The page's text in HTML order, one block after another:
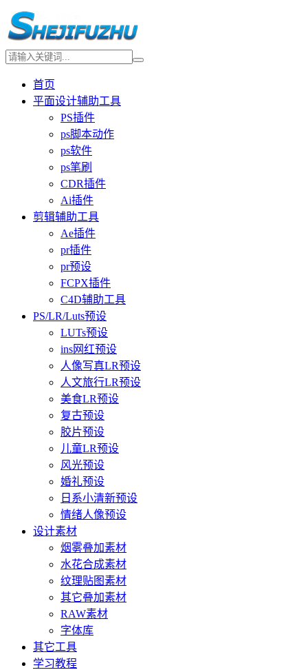
首页
平面设计辅助工具
PS插件
ps脚本动作
ps软件
ps笔刷
CDR插件
Ai插件
剪辑辅助工具
Ae插件
pr插件
pr预设
FCPX插件
C4D辅助工具
PS/LR/Luts预设
LUTs预设
ins网红预设
人像写真LR预设
人文旅行LR预设
美食LR预设
复古预设
胶片预设
儿童LR预设
风光预设
婚礼预设
日系小清新预设
情绪人像预设
设计素材
烟雾叠加素材
水花合成素材
纹理贴图素材
其它叠加素材
RAW素材
字体库
其它工具
学习教程